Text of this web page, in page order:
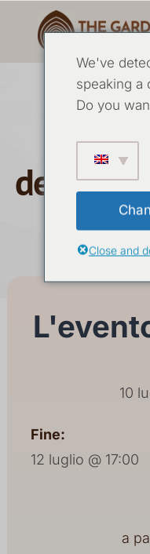
Il
10 LUGLIO
10
Fine:
12 luglio @ 17:00
a
We've
speaking a
Do you
Close and